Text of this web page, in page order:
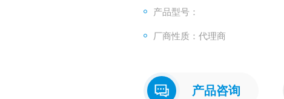
产品型号：
厂商性质：代理商
产品咨询